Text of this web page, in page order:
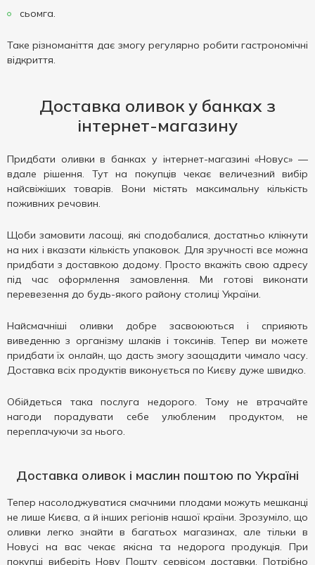
сьомга.
Таке різноманіття дає змогу регулярно робити гастрономічні
відкриття.
Доставка оливок у банках з
інтернет-магазину
Придбати оливки в банках у інтернет-магазині «Новус» —
вдале рішення. Тут на покупців чекає величезний вибір
найсвіжіших товарів. Вони містять максимальну кількість
поживних речовин.
Щоби замовити ласощі, які сподобалися, достатньо клікнути
на них і вказати кількість упаковок. Для зручності все можна
придбати з доставкою додому. Просто вкажіть свою адресу
під час оформлення замовлення. Ми готові виконати
перевезення до будь-якого району столиці України.
Найсмачніші оливки добре засвоюються і сприяють
виведенню з організму шлаків і токсинів. Тепер ви можете
придбати їх онлайн, що дасть змогу заощадити чимало часу.
Доставка всіх продуктів виконується по Києву дуже швидко.
Обійдеться така послуга недорого. Тому не втрачайте
нагоди порадувати себе улюбленим продуктом, не
переплачуючи за нього.
Доставка оливок і маслин поштою по Україні
Тепер насолоджуватися смачними плодами можуть мешканці
не лише Києва, а й інших регіонів нашої країни. Зрозуміло, що
оливки легко знайти в багатьох магазинах, але тільки в
Новусі на вас чекає якісна та недорога продукція. При
покупці виберіть Нову Пошту сервісом доставки. Потрібно